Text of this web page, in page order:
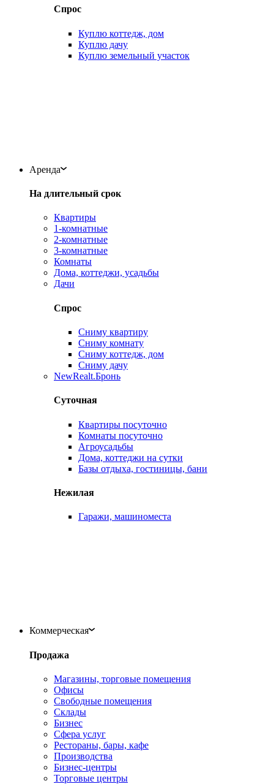
Спрос
Куплю коттедж, дом
Куплю дачу
Куплю земельный участок
Аренда
На длительный срок
Квартиры
1-комнатные
2-комнатные
3-комнатные
Комнаты
Дома, коттеджи, усадьбы
Дачи
Спрос
Сниму квартиру
Сниму комнату
Сниму коттедж, дом
Сниму дачу
NewRealt.Бронь
Суточная
Квартиры посуточно
Комнаты посуточно
Агроусадьбы
Дома, коттеджи на сутки
Базы отдыха, гостиницы, бани
Нежилая
Гаражи, машиноместа
Коммерческая
Продажа
Магазины, торговые помещения
Офисы
Свободные помещения
Склады
Бизнес
Сфера услуг
Рестораны, бары, кафе
Производства
Бизнес-центры
Торговые центры